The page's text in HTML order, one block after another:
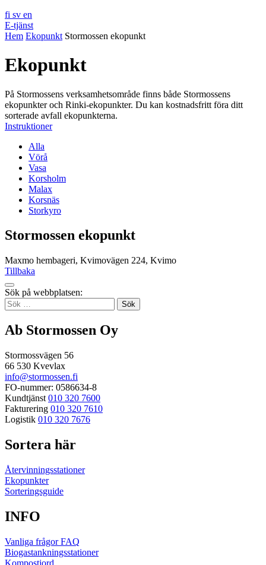
fi sv en
E-tjänst
Hem Ekopunkt Stormossen ekopunkt
Ekopunkt
På Stormossens verksamhetsområde finns både Stormossens
ekopunkter och Rinki-ekopunkter. Du kan kostnadsfritt föra ditt
sorterade avfall ekopunkterna.
Instruktioner
Alla
Vörå
Vasa
Korsholm
Malax
Korsnäs
Storkyro
Stormossen ekopunkt
Maxmo hembageri, Kvimovägen 224, Kvimo
Tillbaka
Tillbaka
up
Sök på webbplatsen:
Sök
efter:
Ab Stormossen Oy
Stormossvägen 56
66 530 Kvevlax
info@stormossen.fi
FO-nummer: 0586634-8
Kundtjänst 010 320 7600
Fakturering 010 320 7610
Logistik 010 320 7676
Sortera här
Återvinningsstationer
Ekopunkter
Sorteringsguide
INFO
Vanliga frågor FAQ
Biogastankningsstationer
Kompostjord